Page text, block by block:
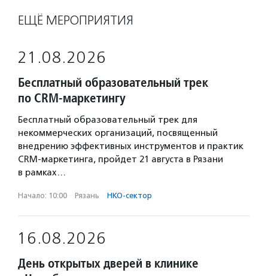
ЕЩЁ МЕРОПРИЯТИЯ
21.08.2026
Бесплатный образовательный трек
по CRM-маркетингу
Бесплатный образовательный трек для
некоммерческих организаций, посвященный
внедрению эффективных инструментов и практик
CRM-маркетинга, пройдет 21 августа в Рязани
в рамках…
Начало: 10:00 · Рязань · НКО-сектор
16.08.2026
День открытых дверей в клинике